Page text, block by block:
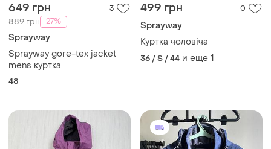
649 грн 3
889 грн -27%
Sprayway
Sprayway gore-tex jacket
mens куртка
48
499 грн 0
Sprayway
Куртка чоловіча
36 / S / 44 и еще 1